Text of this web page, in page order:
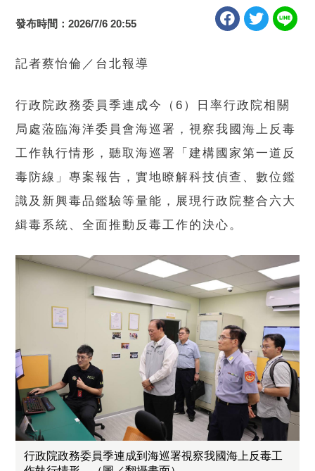
發布時間：2026/7/6 20:55
記者蔡怡倫／台北報導
行政院政務委員季連成今（6）日率行政院相關
局處蒞臨海洋委員會海巡署，視察我國海上反毒
工作執行情形，聽取海巡署「建構國家第一道反
毒防線」專案報告，實地瞭解科技偵查、數位鑑
識及新興毒品鑑驗等量能，展現行政院整合六大
緝毒系統、全面推動反毒工作的決心。
行政院政務委員季連成到海巡署視察我國海上反毒工